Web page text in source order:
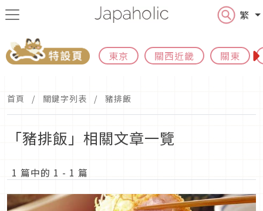
繁
東京 關西近畿 關東
首頁 關鍵字列表 豬排飯
「豬排飯」相關文章一覽
1 篇中的 1 - 1 篇